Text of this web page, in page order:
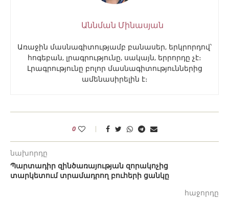
Աննման Մինասյան
Առաջին մասնագիտությամբ բանասեր, երկրորդով՝
հոգեբան, լրագրությունը, սակայն, երրորդը չէ։
Լրագրությունը բոլոր մասնագիտություններից
ամենասիրելին է։
0
նախորդը
Պարտադիր զինծառայության զորակոչից
տարկետում տրամադրող բուհերի ցանկը
հաջորդը